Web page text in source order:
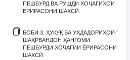
ПЕШБУРД ВА РУШДИ ХОҶАГИҲОИ
ЁРИРАСОНИ ШАХСӢ
БОБИ 3. ҲУҚУҚ ВА УҲДАДОРИҲОИ
ШАҲРВАНДОН ҲАНГОМИ
ПЕШБУРДИ ХОҶАГИИ ЁРИРАСОНИ
ШАХСӢ